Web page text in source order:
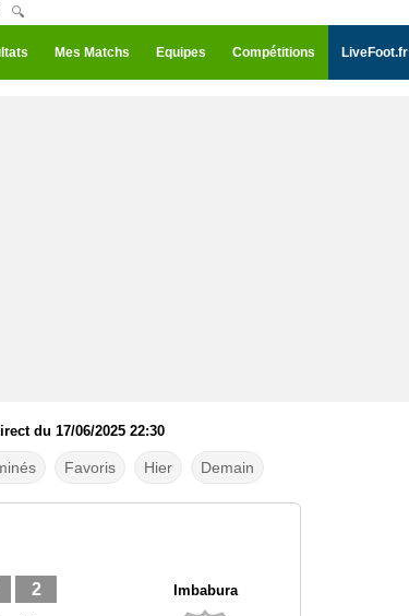
🔍
Mes Matchs Equipes Compétitions LiveFoot.fr
du 17/06/2025 22:30
Favoris Hier Demain
2 Imbabura